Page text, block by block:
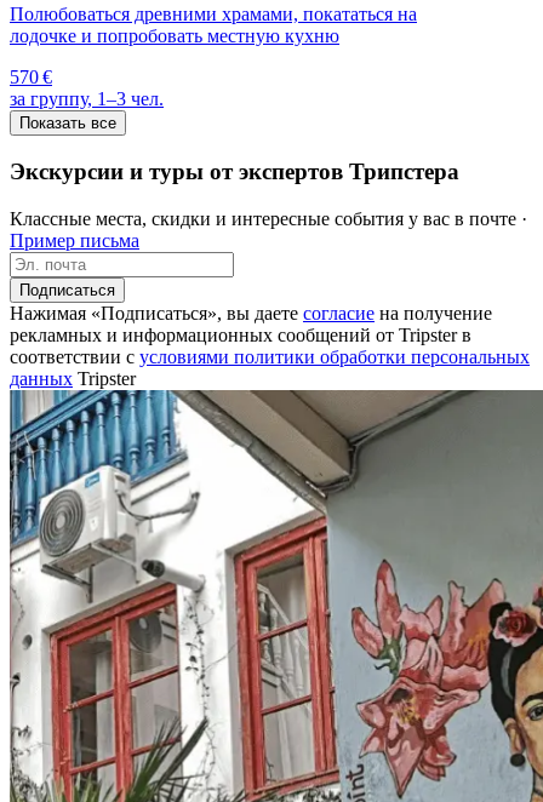
Полюбоваться древними храмами, покататься на
лодочке и попробовать местную кухню
570 €
за группу, 1–3 чел.
Показать все
Экскурсии и туры от экспертов Трипстера
Классные места, скидки и интересные события у вас в почте ·
Пример письма
Подписаться
Нажимая «Подписаться», вы даете согласие на получение
рекламных и информационных сообщений от Tripster в
соответствии c условиями политики обработки персональных
данных Tripster